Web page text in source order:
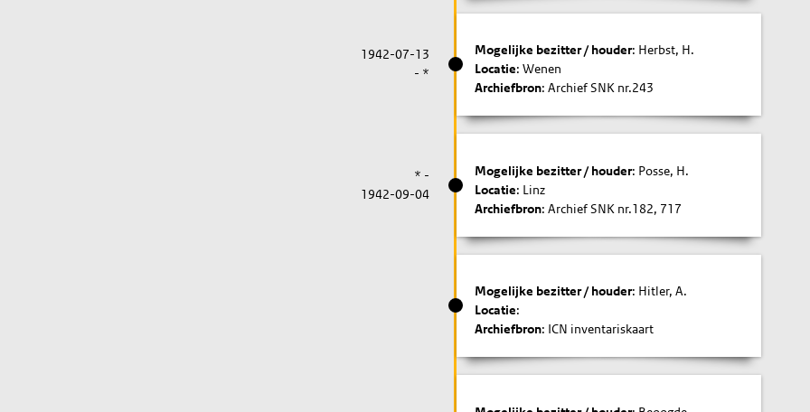
1942-07-13
- *
Mogelijke bezitter / houder: Herbst, H.
Locatie: Wenen
Archiefbron: Archief SNK nr.243
* -
1942-09-04
Mogelijke bezitter / houder: Posse, H.
Locatie: Linz
Archiefbron: Archief SNK nr.182, 717
Mogelijke bezitter / houder: Hitler, A.
Locatie:
Archiefbron: ICN inventariskaart